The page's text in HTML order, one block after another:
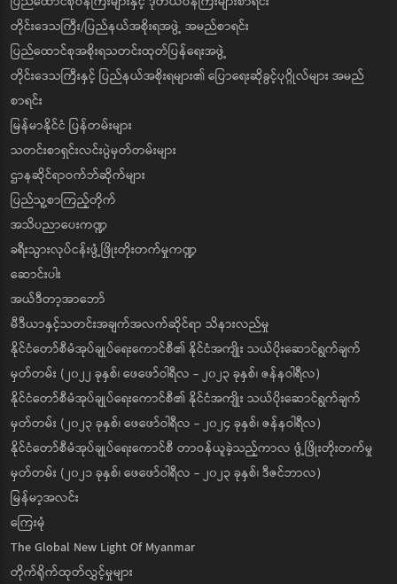
တိုင်းဒေသကြီး/ပြည်နယ်အစိုးရအဖွဲ့ အမည်စာရင်း
ပြည်ထောင်စုအစိုးရသတင်းထုတ်ပြန်ရေးအဖွဲ့
တိုင်းဒေသကြီးနှင့် ပြည်နယ်အစိုးရများ၏ ပြောရေးဆိုခွင့်ပုဂ္ဂိုလ်များ အမည်
စာရင်း
မြန်မာနိုင်ငံ ပြန်တမ်းများ
သတင်းစာရှင်းလင်းပွဲမှတ်တမ်းများ
ဌာနဆိုင်ရာဝက်ဘ်ဆိုက်များ
ပြည်သူ့စာကြည့်တိုက်
အသိပညာပေးကဏ္ဍ
ခရီးသွားလုပ်ငန်းဖွံ့ဖြိုးတိုးတက်မှုကဏ္ဍ
ဆောင်းပါး
အယ်ဒီတာ့အာဘော်
မီဒီယာနှင့်သတင်းအချက်အလက်ဆိုင်ရာ သိနားလည်မှု
နိုင်ငံတော်စီမံအုပ်ချုပ်ရေးကောင်စီ၏ နိုင်ငံအကျိုး သယ်ပိုးဆောင်ရွက်ချက်
မှတ်တမ်း (၂၀၂၂ ခုနှစ်၊ ဖေဖော်ဝါရီလ - ၂၀၂၃ ခုနှစ်၊ ဇန်နဝါရီလ)
နိုင်ငံတော်စီမံအုပ်ချုပ်ရေးကောင်စီ၏ နိုင်ငံအကျိုး သယ်ပိုးဆောင်ရွက်ချက်
မှတ်တမ်း (၂၀၂၃ ခုနှစ်၊ ဖေဖော်ဝါရီလ - ၂၀၂၄ ခုနှစ်၊ ဇန်နဝါရီလ)
နိုင်ငံတော်စီမံအုပ်ချုပ်ရေးကောင်စီ တာဝန်ယူခဲ့သည့်ကာလ ဖွံ့ဖြိုးတိုးတက်မှု
မှတ်တမ်း (၂၀၂၁ ခုနှစ်၊ ဖေဖော်ဝါရီလ - ၂၀၂၃ ခုနှစ်၊ ဒီဇင်ဘာလ)
မြန်မာ့အလင်း
ကြေးမုံ
The Global New Light Of Myanmar
တိုက်ရိုက်ထုတ်လွှင့်မှုများ